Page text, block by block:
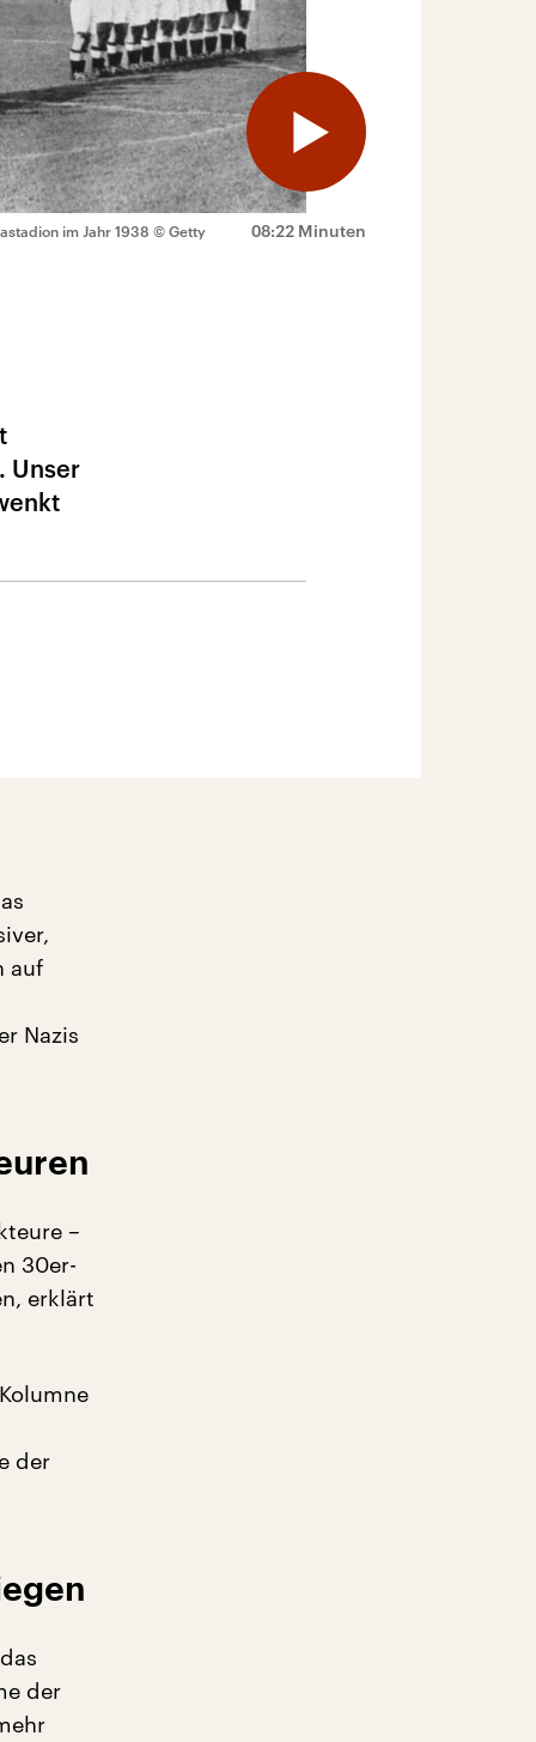
08:22 Minuten
im Jahr 1938 © Getty
Unser
auf
Nazis
–
30er-
erklärt
der
der